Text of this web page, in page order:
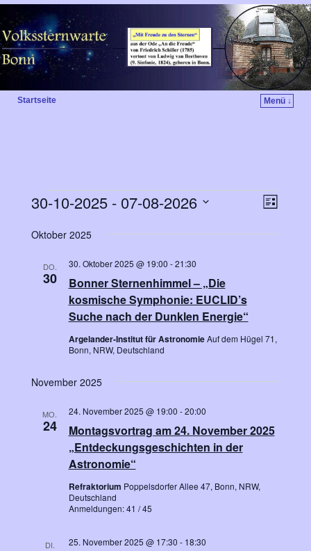
Startseite Menü ↓
A
-
v
V
r
a
g
L
s
30-10-2025 - 07-08-2026
a
.
Oktober 2025
DO.
30
Bonner Sternenhimmel – „Die
kosmische Symphonie: EUCLID’s
Suche nach der Dunklen Energie“
30. Oktober 2025 @ 19:00 -21:30
Argelander-Institut für AstronomieAuf dem Hügel 71,
Bonn, NRW, Deutschland
November 2025
MO.
24
Montagsvortrag am 24. November 2025
„Entdeckungsgeschichten in der
Astronomie“
24. November 2025 @ 19:00 -20:00
Refraktorium Poppelsdorfer Allee 47, Bonn, NRW,
Deutschland
Anmeldungen: 41 / 45
DI. 25. November 2025 @ 17:30 - 18:30